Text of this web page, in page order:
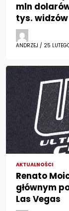
mln
tys. widzów
ANDRZEJ / 25
AKTUALNOŚCI
Renato
głównym
Las Vegas